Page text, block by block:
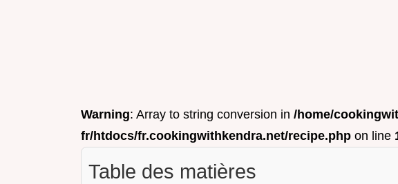
Warning: Array to string conversion in /home/
fr/htdocs/fr.cookingwithkendra.net/recipe.php on line
Table des matières